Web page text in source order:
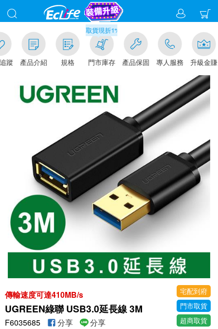
蹤 產品介紹 規格
滿千元門市取貨現折1%(部分商品不適用)-請點我看
門市庫存 產品保固 專人服務 升級金賺
傳輸速度可達410MB/s
UGREEN綠聯 USB3.0延長線 3M
宅配到府
門市取貨
超商取貨
F6035685 分享 分享